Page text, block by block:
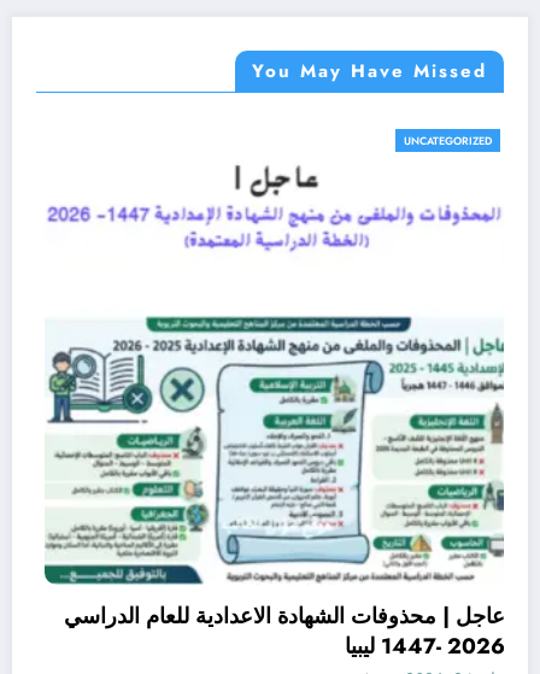
You May Have Missed
UNCATEGORIZED
عاجل | محذوفات الشهادة الاعدادية للعام الدراسي
2026 -1447 ليبيا